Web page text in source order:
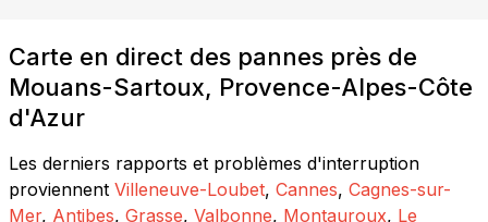
Carte en direct des pannes près de
Mouans-Sartoux, Provence-Alpes-Côte
d'Azur
Les derniers rapports et problèmes d'interruption
proviennent Villeneuve-Loubet, Cannes, Cagnes-sur-
Mer, Antibes, Grasse, Valbonne, Montauroux, Le